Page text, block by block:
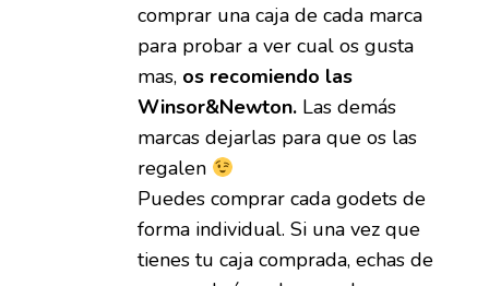
comprar una caja de cada marca
para probar a ver cual os gusta
mas, os recomiendo las
Winsor&Newton. Las demás
marcas dejarlas para que os las
regalen
Puedes comprar cada godets de
forma individual. Si una vez que
tienes tu caja comprada, echas de